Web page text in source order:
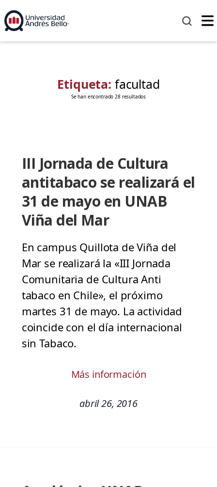
Etiqueta: facultad
Se han encontrado 28 resultados
III Jornada de Cultura
antitabaco se realizará el
31 de mayo en UNAB
Viña del Mar
En campus Quillota de Viña del
Mar se realizará la «III Jornada
Comunitaria de Cultura Anti
tabaco en Chile», el próximo
martes 31 de mayo. La actividad
coincide con el día internacional
sin Tabaco.
Más información
abril 26, 2016